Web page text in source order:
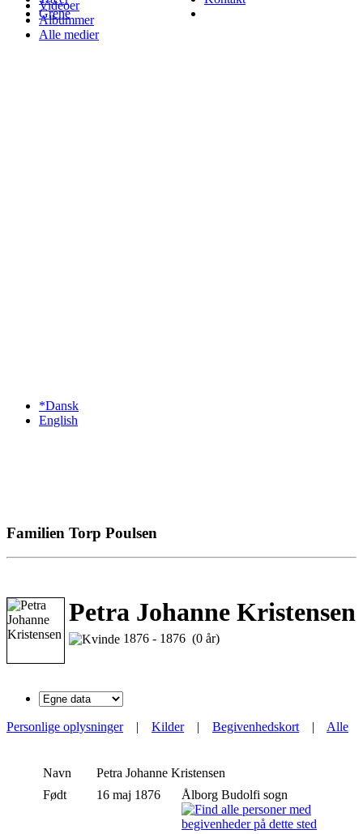
Videoer
Albummer
Alle medier
Grene
*Dansk
English
Familien Torp Poulsen
Petra Johanne Kristensen
1876 - 1876 (0 år)
Personlige oplysninger| Kilder| Begivenhedskort | Alle
Navn Petra Johanne Kristensen
Født
16 maj 1876 Ålborg Budolfi sogn